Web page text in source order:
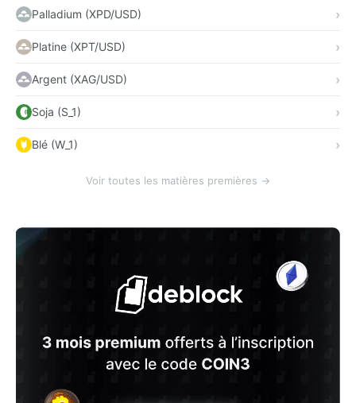
Palladium (XPD/USD)
Platine (XPT/USD)
Argent (XAG/USD)
Soja (S_1)
Blé (W_1)
Voir toutes les matières premières →